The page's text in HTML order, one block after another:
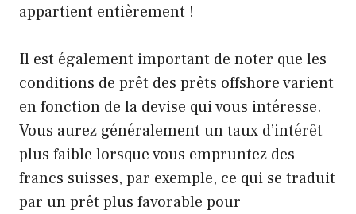
appartient entièrement !
Il est également important de noter que les
conditions de prêt des prêts offshore varient
en fonction de la devise qui vous intéresse.
Vous aurez généralement un taux d’intérêt
plus faible lorsque vous empruntez des
francs suisses, par exemple, ce qui se traduit
par un prêt plus favorable pour